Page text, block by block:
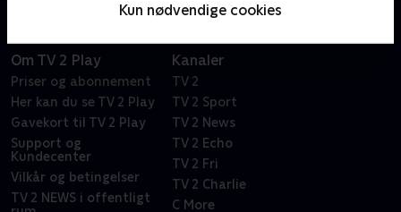
Kun nødvendige cookies
Om TV 2 Play
Priser og abonnement
Her kan du se TV 2 Play
Gavekort til TV 2 Play
Support og
Kundecenter
Vilkår og betingelser
TV 2 NEWS i offentligt
Kanaler
TV 2
TV 2 Sport
TV 2 News
TV 2 Echo
TV 2 Fri
TV 2 Charlie
C More